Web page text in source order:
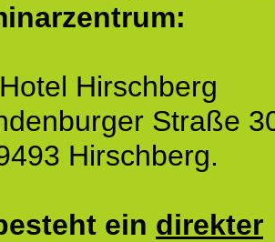
Hirschberg
Straße
Hirschberg.
ein direkter